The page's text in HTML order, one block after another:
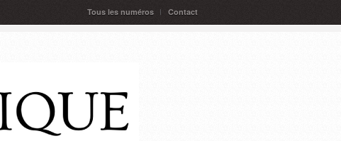
Tous les numéros Contact